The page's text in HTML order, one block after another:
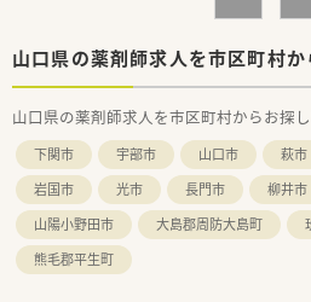
ることなく特定の場所で長く勤務
■大手チェーンにはない風通しの
【職場環境と雰囲気】
■少人数のスタッフ構成のため非
談しやすく風通しの良い職場環境
■現場の意見が通りやすい社風が
を店舗づくりに反映させることも
■車通勤が可能なため毎日の移動
ずストレスなく出勤できる体制が
山口県の薬剤師求人を市区町村か
山口県の薬剤師求人を市区町村からお探し
下関市 宇部市 山口市 萩市
岩国市
光市 長門市 柳井市
山陽小野田市
大島郡周防大島町
熊毛郡平生町